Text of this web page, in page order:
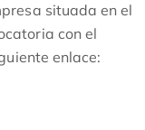
situada en el
con el
enlace: